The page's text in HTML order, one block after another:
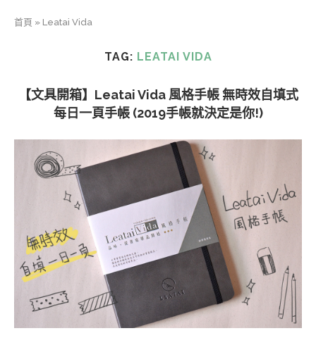
首頁 » Leatai Vida
TAG: LEATAI VIDA
【文具開箱】Leatai Vida 風格手帳 無時效自填式
每日一頁手帳 (2019手帳就決定是你!)